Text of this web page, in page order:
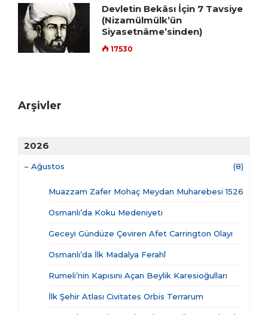
Devletin Bekâsı İçin 7 Tavsiye
(Nizamülmülk’ün
Siyasetnâme’sinden)
17530
Arşivler
2026
– Ağustos (8)
Muazzam Zafer Mohaç Meydan Muharebesi 1526
Osmanlı’da Koku Medeniyeti
Geceyi Gündüze Çeviren Afet Carrington Olayı
Osmanlı’da İlk Madalya Ferahî
Rumeli’nin Kapısını Açan Beylik Karesioğulları
İlk Şehir Atlası Civitates Orbis Terrarum